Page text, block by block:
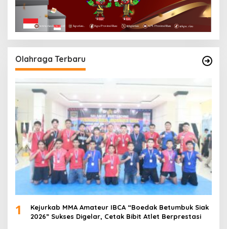
Olahraga Terbaru
1
Kejurkab MMA Amateur IBCA “Boedak Betumbuk Siak
2026” Sukses Digelar, Cetak Bibit Atlet Berprestasi